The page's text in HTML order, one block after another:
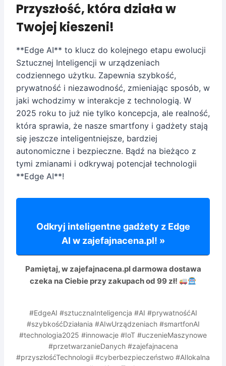
Przyszłość, która działa w
Twojej kieszeni!
**Edge AI** to klucz do kolejnego etapu ewolucji
Sztucznej Inteligencji w urządzeniach
codziennego użytku. Zapewnia szybkość,
prywatność i niezawodność, zmieniając sposób, w
jaki wchodzimy w interakcje z technologią. W
2025 roku to już nie tylko koncepcja, ale realność,
która sprawia, że nasze smartfony i gadżety stają
się jeszcze inteligentniejsze, bardziej
autonomiczne i bezpieczne. Bądź na bieżąco z
tymi zmianami i odkrywaj potencjał technologii
**Edge AI**!
Odkryj inteligentne gadżety z Edge
AI w zajefajnacena.pl! »
Pamiętaj, w zajefajnacena.pldarmowa dostawa
czeka na Ciebie przy zakupach od 99 zł!
#EdgeAI #sztucznaInteligencja #AI #prywatnośćAI
#szybkośćDziałania #AIwUrządzeniach #smartfonAI
#technologia2025 #innowacje #IoT #uczenieMaszynowe
#przetwarzanieDanych #zajefajnacena
#przyszłośćTechnologii #cyberbezpieczeństwo #AIlokalna